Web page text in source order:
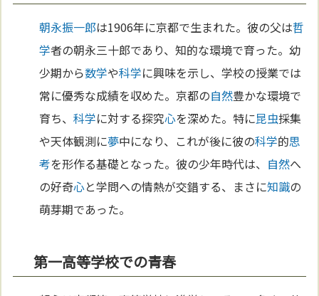
朝永振一郎は1906年に京都で生まれた。彼の父は哲
学者の朝永三十郎であり、知的な環境で育った。幼
少期から数学や科学に興味を示し、学校の授業では
常に優秀な成績を収めた。京都の自然豊かな環境で
育ち、科学に対する探究心を深めた。特に昆虫採集
や天体観測に夢中になり、これが後に彼の科学的思
考を形作る基礎となった。彼の少年時代は、 自然へ
の好奇心と学問への情熱が交錯する、まさに知識の
萌芽期であった。
第一高等学校での青春